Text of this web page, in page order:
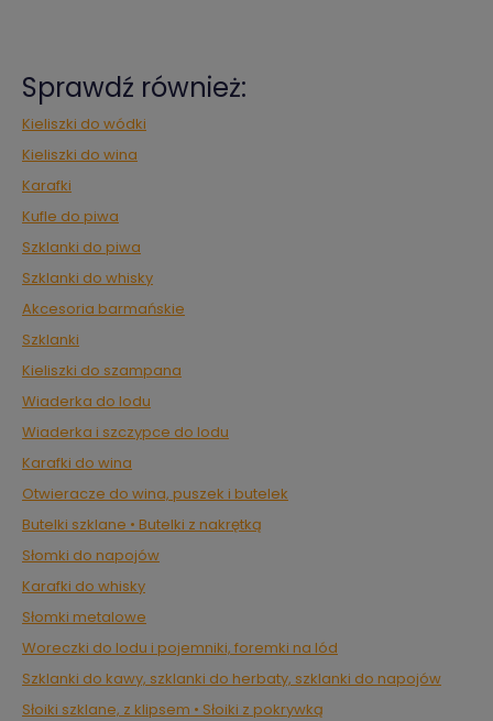
Sprawdź również:
Kieliszki do wódki
Kieliszki do wina
Karafki
Kufle do piwa
Szklanki do piwa
Szklanki do whisky
Akcesoria barmańskie
Szklanki
Kieliszki do szampana
Wiaderka do lodu
Wiaderka i szczypce do lodu
Karafki do wina
Otwieracze do wina, puszek i butelek
Butelki szklane • Butelki z nakrętką
Słomki do napojów
Karafki do whisky
Słomki metalowe
Woreczki do lodu i pojemniki, foremki na lód
Szklanki do kawy, szklanki do herbaty, szklanki do napojów
Słoiki szklane, z klipsem • Słoiki z pokrywką